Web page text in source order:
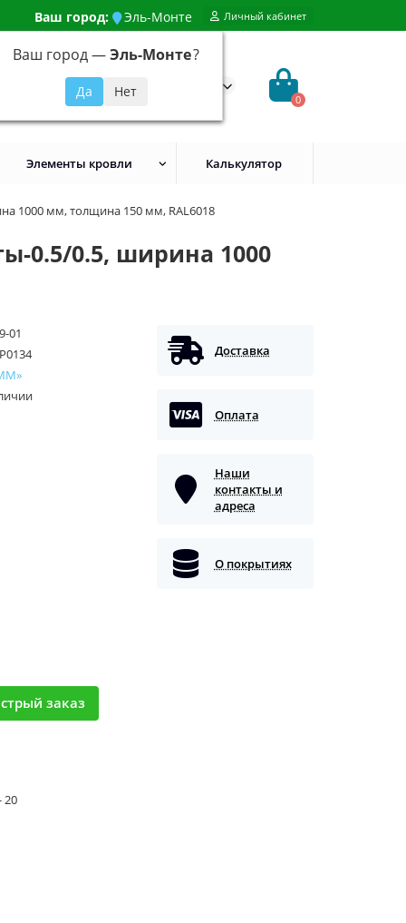
Ваш город: Эль-Монте
Ваш город —Эль-Монте?
Личный кабинет
648-92-94
0
Элементы кровли Калькулятор
1000 мм, толщина 150 мм, RAL6018
0.5/0.5, ширина 1000
01
заказ
20
Доставка
Оплата
Наши
контакты и
адреса
О покрытиях